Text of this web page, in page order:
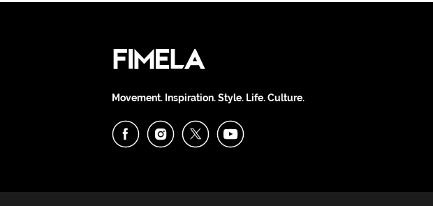
Movement. Inspiration. Style. Life. Culture.